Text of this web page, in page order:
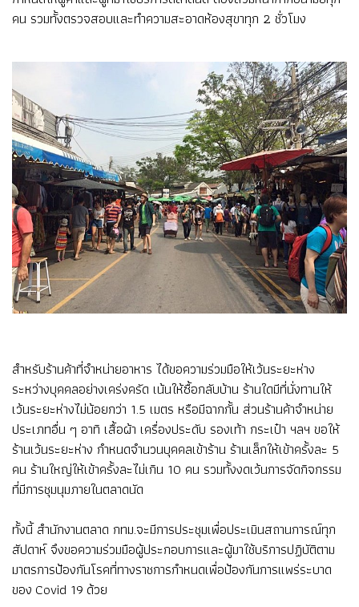
คน รวมทั้งตรวจสอบและทำความสะอาดห้องสุขาทุก 2 ชั่วโมง
สำหรับร้านค้าที่จำหน่ายอาหาร ได้ขอความร่วมมือให้เว้นระยะห่าง
ระหว่างบุคคลอย่างเคร่งครัด เน้นให้ซื้อกลับบ้าน ร้านใดมีที่นั่งทานให้
เว้นระยะห่างไม่น้อยกว่า 1.5 เมตร หรือมีฉากกั้น ส่วนร้านค้าจำหน่าย
ประเภทอื่น ๆ อาทิ เสื้อผ้า เครื่องประดับ รองเท้า กระเป๋า ฯลฯ ขอให้
ร้านเว้นระยะห่าง กำหนดจำนวนบุคคลเข้าร้าน ร้านเล็กให้เข้าครั้งละ 5
คน ร้านใหญ่ให้เข้าครั้งละไม่เกิน 10 คน รวมทั้งงดเว้นการจัดกิจกรรม
ที่มีการชุมนุมภายในตลาดนัด
ทั้งนี้ สำนักงานตลาด กทม.จะมีการประชุมเพื่อประเมินสถานการณ์ทุก
สัปดาห์ จึงขอความร่วมมือผู้ประกอบการและผู้มาใช้บริการปฏิบัติตาม
มาตรการป้องกันโรคที่ทางราชการกำหนดเพื่อป้องกันการแพร่ระบาด
ของ Covid 19 ด้วย